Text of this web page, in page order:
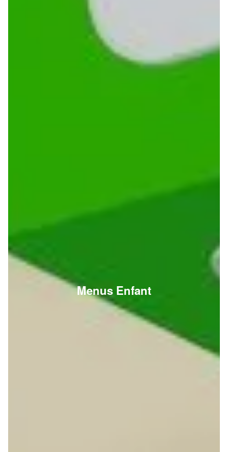
Menus Enfant